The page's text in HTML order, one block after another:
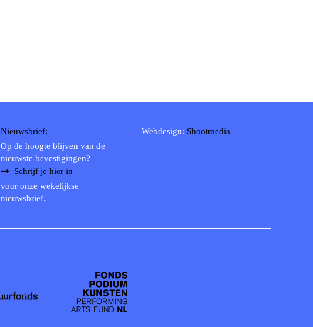
Nieuwsbrief:
Op de hoogte blijven van de
nieuwste bevestigingen?
Schrijf je hier in
voor onze wekelijkse
nieuwsbrief.
Webdesign: Shootmedia